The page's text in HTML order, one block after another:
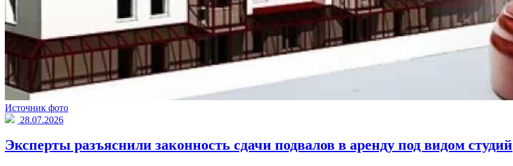
Источник фото
28.07.2026
Эксперты разъяснили законность сдачи подвалов в аренду под видом студий